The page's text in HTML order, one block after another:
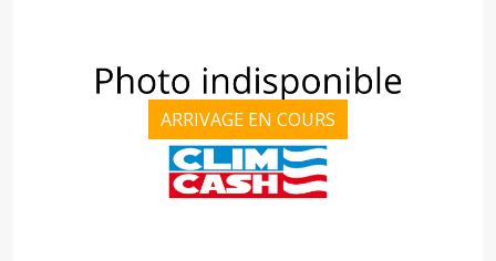
ARRIVAGE EN COURS